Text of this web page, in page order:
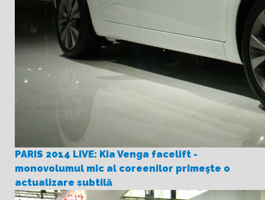
PARIS 2014 LIVE: Kia Venga facelift -
monovolumul mic al coreenilor primeşte o
actualizare subtilă